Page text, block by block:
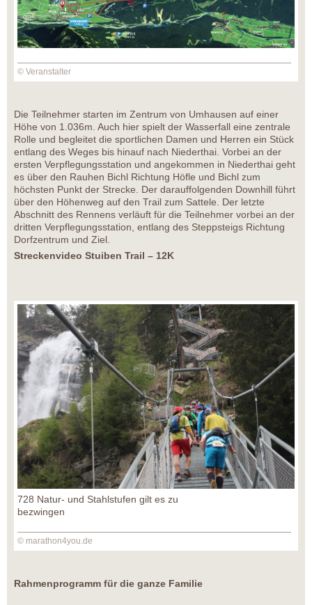
© Veranstalter
Die Teilnehmer starten im Zentrum von Umhausen auf einer
Höhe von 1.036m. Auch hier spielt der Wasserfall eine zentrale
Rolle und begleitet die sportlichen Damen und Herren ein Stück
entlang des Weges bis hinauf nach Niederthai. Vorbei an der
ersten Verpflegungsstation und angekommen in Niederthai geht
es über den Rauhen Bichl Richtung Höfle und Bichl zum
höchsten Punkt der Strecke. Der darauffolgenden Downhill führt
über den Höhenweg auf den Trail zum Sattele. Der letzte
Abschnitt des Rennens verläuft für die Teilnehmer vorbei an der
dritten Verpflegungsstation, entlang des Steppsteigs Richtung
Dorfzentrum und Ziel.
Streckenvideo Stuiben Trail – 12K
728 Natur- und Stahlstufen gilt es zu
bezwingen
© marathon4you.de
Rahmenprogramm für die ganze Familie